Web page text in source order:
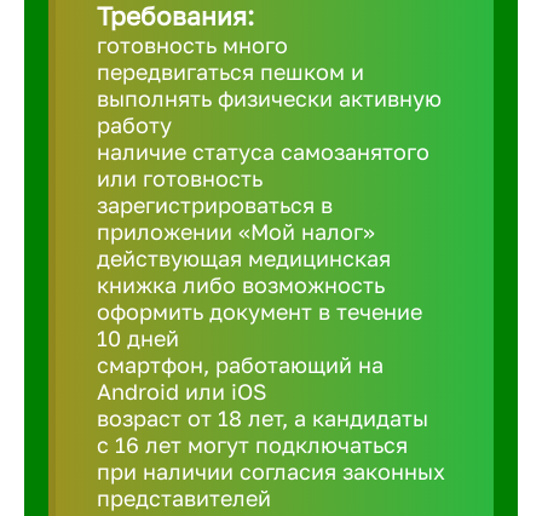
Бийск
Требования:
готовность много
передвигаться пешком и
выполнять физически активную
работу
наличие статуса самозанятого
или готовность
зарегистрироваться в
приложении «Мой налог»
действующая медицинская
книжка либо возможность
оформить документ в течение
10 дней
смартфон, работающий на
Android или iOS
возраст от 18 лет, а кандидаты
с 16 лет могут подключаться
при наличии согласия законных
представителей